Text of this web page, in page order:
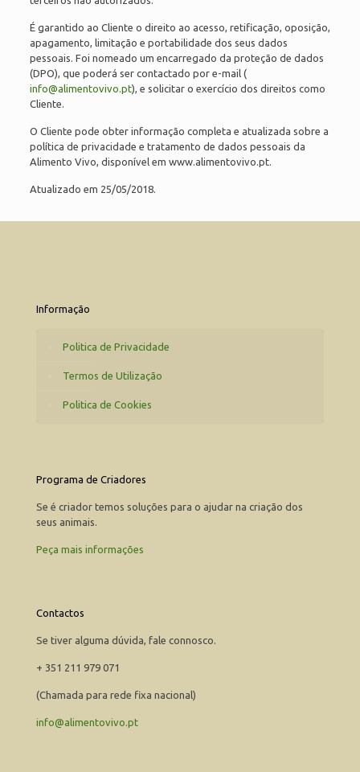
É garantido ao Cliente o direito ao acesso, retificação, oposição,
apagamento, limitação e portabilidade dos seus dados
pessoais. Foi nomeado um encarregado da proteção de dados
(DPO), que poderá ser contactado por e-mail (
info@alimentovivo.pt), e solicitar o exercício dos direitos como
Cliente.
O Cliente pode obter informação completa e atualizada sobre a
política de privacidade e tratamento de dados pessoais da
Alimento Vivo, disponível em www.alimentovivo.pt.
Atualizado em 25/05/2018.
Informação
Politica de Privacidade
Termos de Utilização
Politica de Cookies
Programa de Criadores
Se é criador temos soluções para o ajudar na criação dos
seus animais.
Peça mais informações
Contactos
Se tiver alguma dúvida, fale connosco.
+ 351 211 979 071
(Chamada para rede fixa nacional)
info@alimentovivo.pt